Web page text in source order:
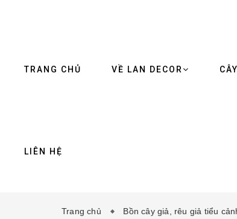
TRANG CHỦ VỀ LAN DECOR
LIÊN HỆ
Trang chủ Bồn cây giả, rêu giả tiểu